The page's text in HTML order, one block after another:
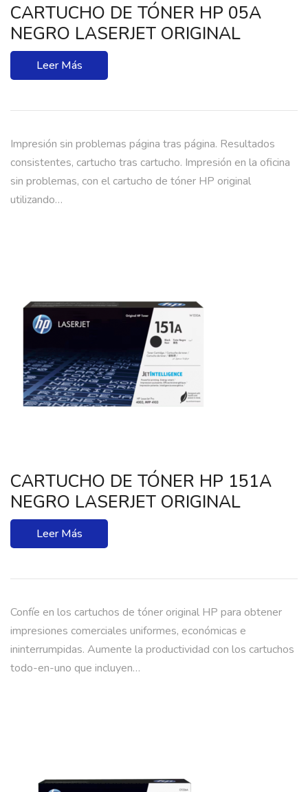
CARTUCHO DE TÓNER HP 05A
NEGRO LASERJET ORIGINAL
Leer Más
Impresión sin problemas página tras página. Resultados
consistentes, cartucho tras cartucho. Impresión en la oficina
sin problemas, con el cartucho de tóner HP original
utilizando…
CARTUCHO DE TÓNER HP 151A
NEGRO LASERJET ORIGINAL
Leer Más
Confíe en los cartuchos de tóner original HP para obtener
impresiones comerciales uniformes, económicas e
ininterrumpidas. Aumente la productividad con los cartuchos
todo-en-uno que incluyen…